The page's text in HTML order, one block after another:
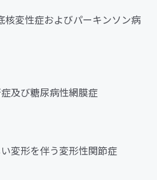
変性症およびパーキンソン病
及び糖尿病性網膜症
変形を伴う変形性関節症